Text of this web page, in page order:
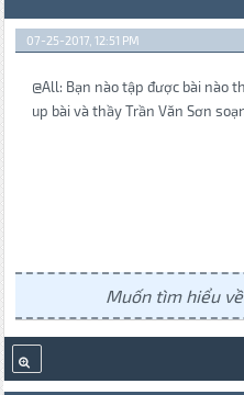
07-25-2017, 12:51 PM
@All: Bạn nào tập được bài nào
up bài và thầy Trần Văn Sơn
Muốn tìm hiểu